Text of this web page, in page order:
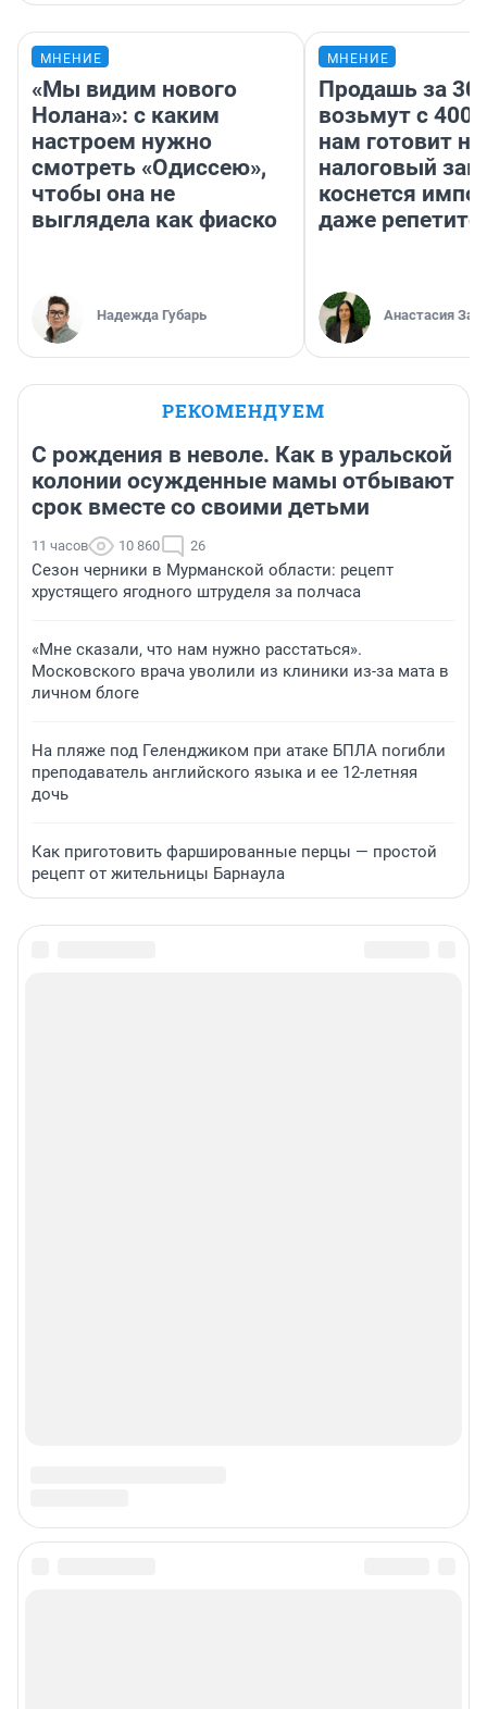
МНЕНИЕ
«Мы видим нового
Нолана»: с каким
настроем нужно
смотреть «Одиссею»,
чтобы она не
выглядела как фиаско
Надежда Губарь
МНЕНИЕ
Продашь за
возьмут с
нам готовит
налоговый
коснется
даже
Анастасия
РЕКОМЕНДУЕМ
С рождения в неволе. Как в уральской
колонии осужденные мамы отбывают
срок вместе со своими детьми
11 часов 10 860 26
Сезон черники в Мурманской области: рецепт
хрустящего ягодного штруделя за полчаса
«Мне сказали, что нам нужно расстаться».
Московского врача уволили из клиники из-за мата в
личном блоге
На пляже под Геленджиком при атаке БПЛА погибли
преподаватель английского языка и ее 12-летняя
дочь
Как приготовить фаршированные перцы — простой
рецепт от жительницы Барнаула